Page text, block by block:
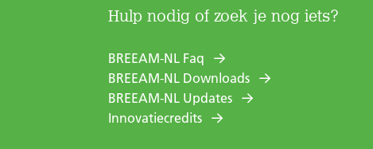
Hulp nodig of zoek je nog iets?
BREEAM-NL Faq
BREEAM-NL Downloads
BREEAM-NL Updates
Innovatiecredits